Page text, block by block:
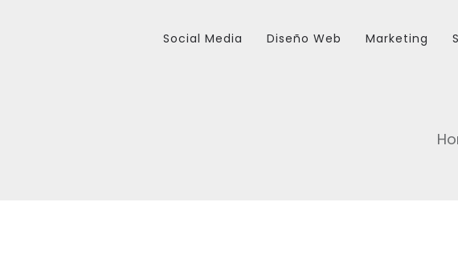
Social Media Diseño Web Marketing